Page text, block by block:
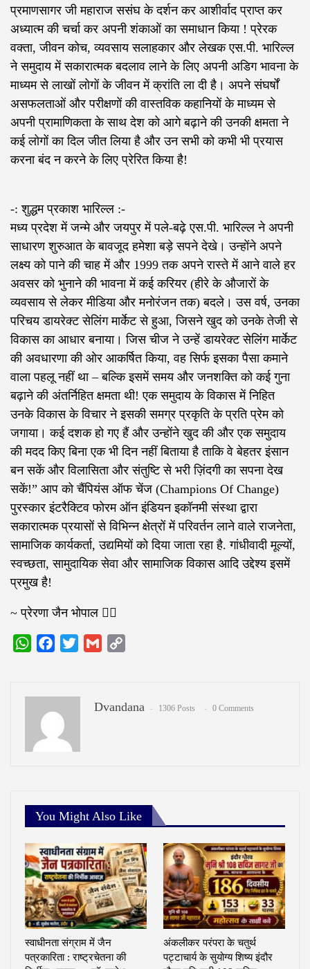
प्रमाणसागर जी महाराज ससंघ के दर्शन कर आशीर्वाद प्राप्त कर
अध्यात्म की चर्चा कर अपनी शंकाओं का समाधान किया ! प्रेरक
वक्ता, जीवन कोच, व्यवसाय सलाहकार और लेखक एस.पी. भारिल्ल
ने समुदाय में सकारात्मक बदलाव लाने के लिए अपनी अडिग भावना के
माध्यम से लाखों लोगों के जीवन में क्रांति ला दी है। अपने संघर्षों
असफलताओं और परीक्षणों की वास्तविक कहानियों के माध्यम से
अपनी प्रामाणिकता के साथ देश को आगे बढ़ाने की उनकी क्षमता ने
कई लोगों का दिल जीत लिया है और उन सभी को कभी भी प्रयास
करना बंद न करने के लिए प्रेरित किया है!
-: शुद्धम प्रकाश भारिल्ल :-
मध्य प्रदेश में जन्मे और जयपुर में पले-बढ़े एस.पी. भारिल्ल ने अपनी
साधारण शुरुआत के बावजूद हमेशा बड़े सपने देखे। उन्होंने अपने
लक्ष्य को पाने की चाह में और 1999 तक अपने रास्ते में आने वाले हर
अवसर को भुनाने की भावना में कई करियर (हीरे के औजारों के
व्यवसाय से लेकर मीडिया और मनोरंजन तक) बदले। उस वर्ष, उनका
परिचय डायरेक्ट सेलिंग मार्केट से हुआ, जिसने खुद को उनके तेजी से
विकास का आधार बनाया। जिस चीज ने उन्हें डायरेक्ट सेलिंग मार्केट
की अवधारणा की ओर आकर्षित किया, वह सिर्फ इसका पैसा कमाने
वाला पहलू नहीं था – बल्कि इसमें समय और जनशक्ति को कई गुना
बढ़ाने की अंतर्निहित क्षमता थी! एक समुदाय के विकास में निहित
उनके विकास के विचार ने इसकी समग्र प्रकृति के प्रति प्रेम को
जगाया। कई दशक हो गए हैं और उन्होंने खुद की और एक समुदाय
की मदद किए बिना एक भी दिन नहीं बिताया है ताकि वे बेहतर इंसान
बन सकें और विलासिता और संतुष्टि से भरी ज़िंदगी का सपना देख
सकें!” आप को चैंपियंस ऑफ चेंज (Champions Of Change)
पुरस्कार इंटरैक्टिव फोरम ऑन इंडियन इकॉनमी संस्था द्वारा
सकारात्मक प्रयासों से विभिन्न क्षेत्रों में परिवर्तन लाने वाले राजनेता,
सामाजिक कार्यकर्ता, उद्यमियों को दिया जाता रहा है. गांधीवादी मूल्यों,
स्वच्छता, सामुदायिक सेवा और सामाजिक विकास आदि उद्देश्य इसमें
प्रमुख है!
~ प्रेरणा जैन भोपाल ✍🏻
WhatsAppFacebook
Twitter Gmail
Dvandana 1306 Posts 0 Comments
You Might Also Like
स्वाधीनता संग्राम में जैन
पत्रकारिता : राष्ट्रचेतना की
अंकलीकर परंपरा के चतुर्थ
पट्टाचार्य के सुयोग्य शिष्य इंदौर